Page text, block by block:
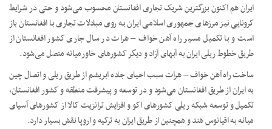
ایران هم اکنون بزرگترین شریک تجاری افغانستان محسوب می‌شود و حتی در شرایط
کرونایی نیز مرزهای جمهوری اسلامی ایران به روی مبادلات تجاری با افغانستان باز
است و با تکمیل مسیر راه آهن خواف – هرات در سال جاری کشور افغانستان از
طریق خطوط ریلی ایران به آبهای آزاد و دیگر کشورهای خاورمیانه متصل می‌شود.
ساخت راه آهن خواف – هرات سبب احیای جاده ابریشم از طریق ریلی و اتصال چین
به ایران از طریق افغانستان می‌شود و در توسعه و پیشرفت منطقه و کشور افغانستان،
تکمیل و توسعه شبکه ریلی کشورهای اکو و افزایش ترانزیت کالا از کشورهای آسیای
میانه به اقیانوس هند و همچنین از طریق ایران به ترکیه و اروپا نقش بسیار دارد.